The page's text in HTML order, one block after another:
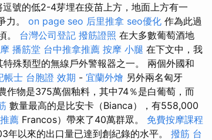
號的低2-4芽埋在疫苗上方，地面上方有一
力。 on page seo 后里推拿 seo優化 作為此過
。 台灣公司登記 撥筋證照 在大多數葡萄酒地
播筋堂 台中推拿推薦 按摩 小腿 在下文中，我
殊類型的無線戶外警報器之一。 兩個外國和
帳士 台胞證 效期 - 宜蘭外燴 另外兩名匈牙
作物是375萬個釉料，其中74％是白葡萄，而
數量最高的是比安卡（Bianca），有558,000
薦 Francos）帶來了40萬群眾。 免費按摩課程
以來的出口量已達到創紀錄的水平。 撥筋 台